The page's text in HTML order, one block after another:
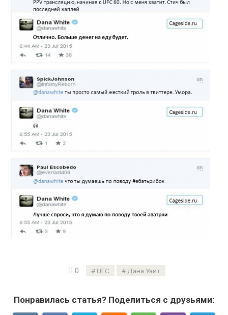
0 UFC Дана Уайт
Понравилась статья? Поделиться с друзьями: